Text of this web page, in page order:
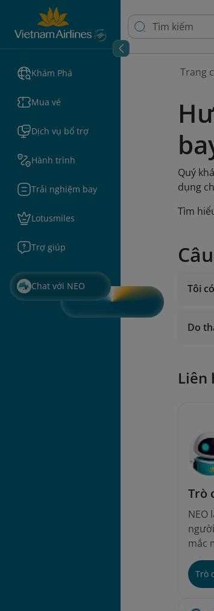
Khám Phá
Mua vé
Dịch vụ bổ trợ
Hành trình
Trải nghiệm bay
Lotusmiles
Trợ giúp
Chat với NEO
Trang
Quý
dụng
Tìm
Tôi
Do
Liên
Trò
NEO
mắc
Trò